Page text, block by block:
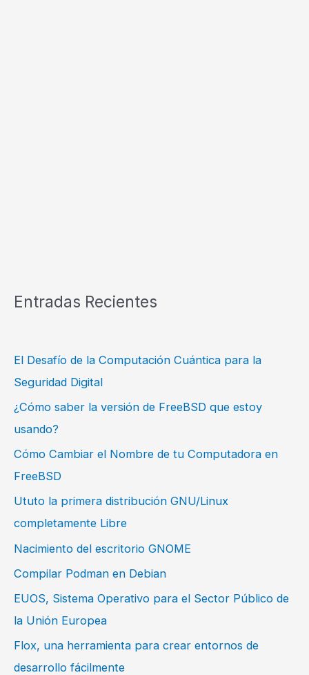
Entradas Recientes
El Desafío de la Computación Cuántica para la
Seguridad Digital
¿Cómo saber la versión de FreeBSD que estoy
usando?
Cómo Cambiar el Nombre de tu Computadora en
FreeBSD
Ututo la primera distribución GNU/Linux
completamente Libre
Nacimiento del escritorio GNOME
Compilar Podman en Debian
EUOS, Sistema Operativo para el Sector Público de
la Unión Europea
Flox, una herramienta para crear entornos de
desarrollo fácilmente